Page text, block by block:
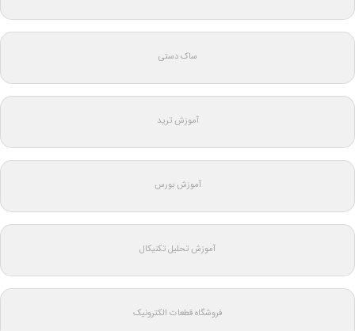
ساک دستی
آموزش ترید
آموزش بورس
آموزش تحلیل تکنیکال
فروشگاه قطعات الکترونیک